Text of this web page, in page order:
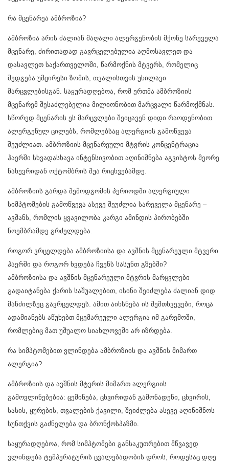
რა მცენარეა ამბროზია?
ამბროზია არის ძალიან მაღალი ალერგენობის მქონე სარეველა
მცენარე, ძირითადად გავრცელებულია აღმოსავლეთ და
დასავლეთ საქართველოში, წარმოქნის მტვერს, რომელიც
შედგება უმცირესი ზომის, თვალისთვის უხილავი
მარცვლებისგან. საყურადღებოა, რომ ერთმა ამბროზიის
მცენარემ შესაძლებელია მილიონობით მარცვალი წარმოქმნას.
სწორედ მცენარის ეს მარცვლები შეიცავენ დიდი რაოდენობით
ალერგენულ ცილებს, რომლებსაც ალერგიის გამოწვევა
შეუძლიათ. ამბროზიის მცენარეული მტვრის კონცენტრაცია
ჰაერში სხვადასხავა ინტენსივობით აღინიშნება აგვისტოს მეორე
ნახევრიდან ოქტომბრის შუა რიცხვებამდე.
ამბროზიის გარდა შემოდგომის პერიოდში ალერგიული
სიმპტომების გამოწვევა ასევე შეუძლია სარეველა მცენარე –
ავშანს, რომლის ყვავილობა კარგი ამინდის პირობებში
ნოემბრამდე გრძელდება.
როგორ ვრცელდება ამბროზიისა და ავშნის მცენარეული მტვერი
ჰაერში და როგორ ხვდება ჩვენს სასუნთ გზებში?
ამბროზიისა და ავშნის მცენარეული მტვრის მარცვლები
გადაიტანება ქარის საშუალებით, ისინი შეიძლება ძალიან დიდ
მანძილზეც გავრცელდეს. ამით აიხსნება ის შემთხვევები, როცა
ადამიანებს აწუხებთ მცემარეული ალერგია იმ გარემოში,
რომლებიც მათ უშუალო სიახლოვეში არ იზრდება.
რა სიმპტომებით ვლინდება ამბროზიის და ავშნის მიმართ
ალერგია?
ამბროზიის და ავშნის მტვრის მიმართ ალერგიის
გამოვლინებებია: ცემინება, ცხვირიდან გამონადენი, ცხვირის,
სასის, ყურების, თვალების ქავილი, შეიძლება ასევე აღინიშნოს
სუნთქვის გაძნელება და ბრონქოსპაზმი.
საყურადღებოა, რომ სიმპტომები განსაკუთრებით მწვავედ
ვლინდება ტემპერატურის ცვალებადობის დროს, როდესაც დღე